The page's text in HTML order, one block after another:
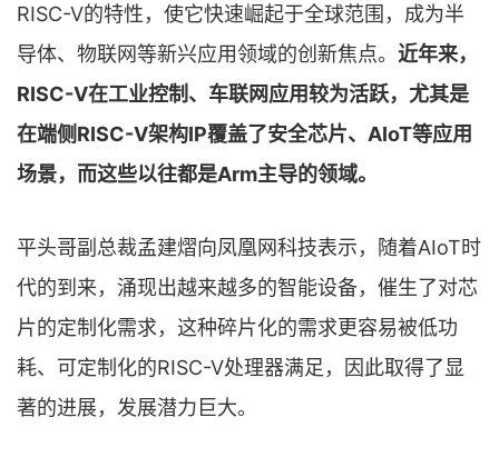
RISC-V的特性，使它快速崛起于全球范围，成为半
导体、物联网等新兴应用领域的创新焦点。 近年来，
RISC-V在工业控制、车联网应用较为活跃，尤其是
在端侧RISC-V架构IP覆盖了安全芯片、AIoT等应用
场景，而这些以往都是Arm主导的领域。
平头哥副总裁孟建熠向凤凰网科技表示，随着AIoT时
代的到来，涌现出越来越多的智能设备，催生了对芯
片的定制化需求，这种碎片化的需求更容易被低功
耗、可定制化的RISC-V处理器满足，因此取得了显
著的进展，发展潜力巨大。